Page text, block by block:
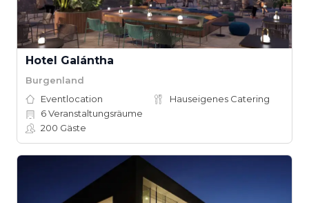
Hotel Galántha
Burgenland
Eventlocation
Hauseigenes Catering
6Veranstaltungsräume
200 Gäste